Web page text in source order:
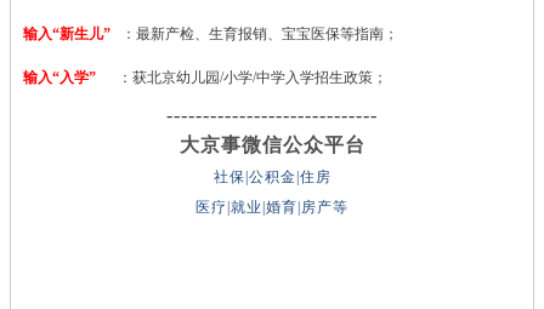
输入“新生儿” ：最新产检、生育报销、宝宝医保等指南；
输入“入学” ：获北京幼儿园/小学/中学入学招生政策；
-----------------------------
大京事微信公众平台
社保|公积金|住房
医疗|就业|婚育|房产等